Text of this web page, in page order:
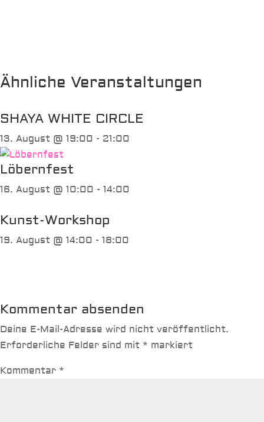
Ähnliche Veranstaltungen
SHAYA WHITE CIRCLE
13. August @ 19:00 - 21:00
Löbernfest
16. August @ 10:00 - 14:00
Kunst-Workshop
19. August @ 14:00 - 18:00
Kommentar absenden
Deine E-Mail-Adresse wird nicht veröffentlicht.
Erforderliche Felder sind mit * markiert
Kommentar *